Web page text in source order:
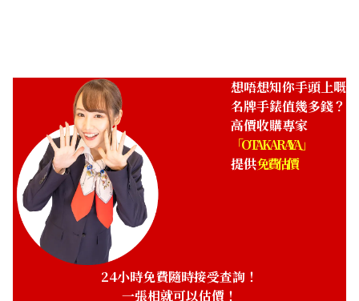
想唔想知你手頭上嘅
名牌手錶值幾多錢？
高價收購專家
「OTAKARAYA」
提供免費估價
24小時免費隨時接受查詢！
一張相就可以估價！